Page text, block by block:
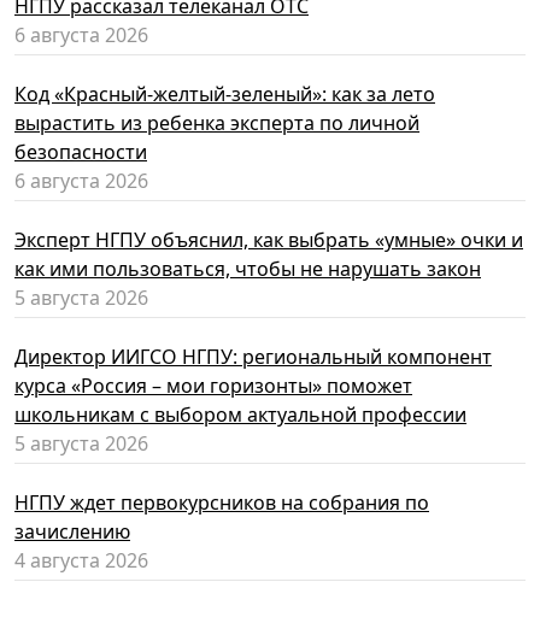
НГПУ рассказал телеканал ОТС
6 августа 2026
Код «Красный-желтый-зеленый»: как за лето
вырастить из ребенка эксперта по личной
безопасности
6 августа 2026
Эксперт НГПУ объяснил, как выбрать «умные» очки и
как ими пользоваться, чтобы не нарушать закон
5 августа 2026
Директор ИИГСО НГПУ: региональный компонент
курса «Россия – мои горизонты» поможет
школьникам с выбором актуальной профессии
5 августа 2026
НГПУ ждет первокурсников на собрания по
зачислению
4 августа 2026